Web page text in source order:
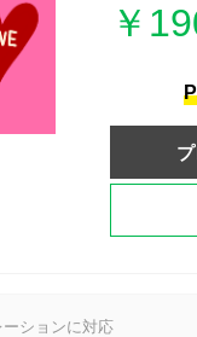
￥
ションに対応